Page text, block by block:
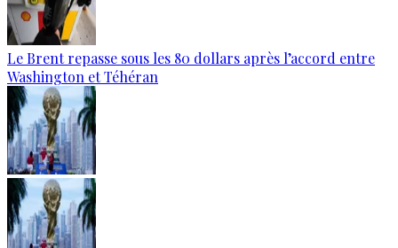
Le Brent repasse sous les 80 dollars après l’accord entre
Washington et Téhéran